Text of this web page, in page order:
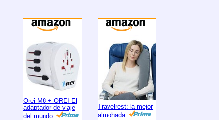
Orei M8 + OREI El
adaptador de viaje
del mundo
Travelrest: la mejor
almohada